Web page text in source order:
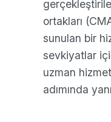
ortakları
sunulan bir
sevkiyatlar
uzman
adımında